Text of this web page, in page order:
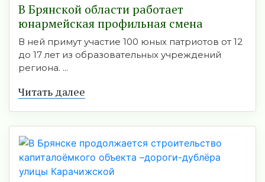
В Брянской области работает
юнармейская профильная смена
В ней примут участие 100 юных патриотов от 12
до 17 лет из образовательных учреждений
региона. ...
Читать далее